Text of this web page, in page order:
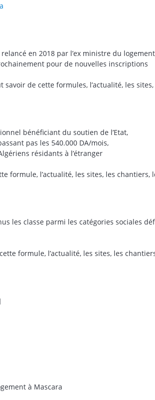
en 2018 par l’ex ministre du
pour de nouvelles inscriptions
savoir de cette formules, l’actualité, les
bénéficiant du soutien de l’Etat,
pas les 540.000 DA/mois,
résidants à l’étranger
formule, l’actualité, les sites, les chantiers,
les classe parmi les catégories sociales
formule, l’actualité, les sites, les
à Mascara